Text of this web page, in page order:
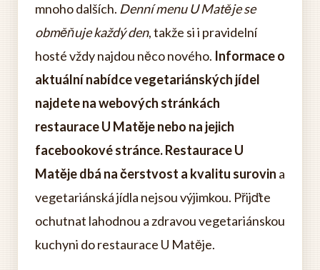
mnoho dalších. Denní menu U Matěje se
obměňuje každý den, takže si i pravidelní
hosté vždy najdou něco nového. Informace o
aktuální nabídce vegetariánských jídel
najdete na webových stránkách
restaurace U Matěje nebo na jejich
facebookové stránce.Restaurace U
Matěje dbá na čerstvost a kvalitu surovin a
vegetariánská jídla nejsou výjimkou. Přijďte
ochutnat lahodnou a zdravou vegetariánskou
kuchyni do restaurace U Matěje.